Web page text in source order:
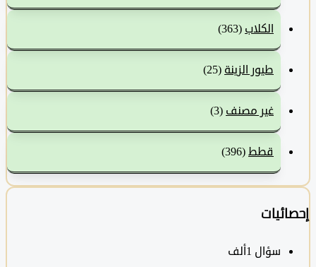
الكلاب (363)
طيور الزينة(25)
غير مصنف(3)
قطط (396)
سؤال 1ألف